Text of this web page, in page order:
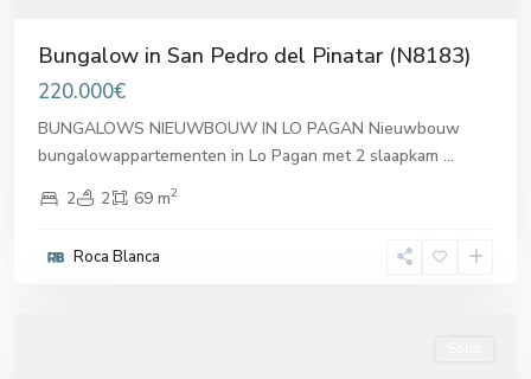
Bungalow in San Pedro del Pinatar (N8183)
220.000€
BUNGALOWS NIEUWBOUW IN LO PAGAN Nieuwbouw
bungalowappartementen in Lo Pagan met 2 slaapkam ...
2
2 69 m2
Roca Blanca
San
del